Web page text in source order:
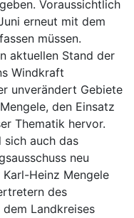
Voraussichtlich
erneut mit dem
müssen.
aktuellen Stand der
Windkraft
unverändert Gebiete
den Einsatz
Thematik hervor.
sich auch das
neu
Heinz Mengele
des
Landkreises